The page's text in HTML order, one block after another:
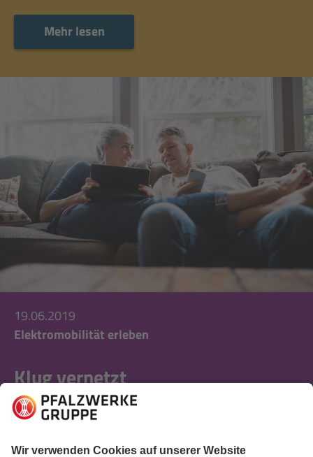
Mehr lesen
19.06.2019
Elektromobilität erleben
Klug vernetzt
Alle reden darüber: Das smarte Home. Doch was ist
FAQs!